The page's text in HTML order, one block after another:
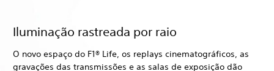
Iluminação rastreada por raio
O novo espaço do F1® Life, os replays cinematográficos, as
gravações das transmissões e as salas de exposição dão